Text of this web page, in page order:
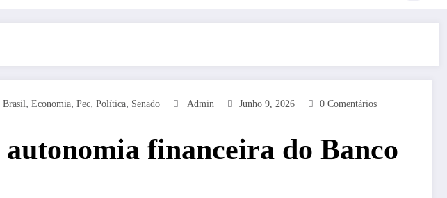
Brasil ,Economia,Pec,Política, Senado Admin Junho 9, 2026 0 Comentários
autonomia financeira do Banco